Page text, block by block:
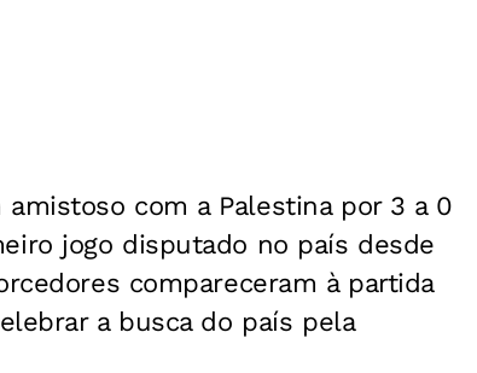
com a Palestina por 3 a 0
jogo disputado no país desde
compareceram à partida
a busca do país pela